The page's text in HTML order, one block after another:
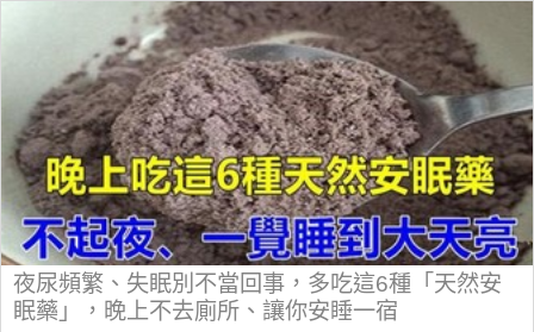
夜尿頻繁、失眠別不當回事，多吃這6種「天然安
眠藥」，晚上不去廁所、讓你安睡一宿